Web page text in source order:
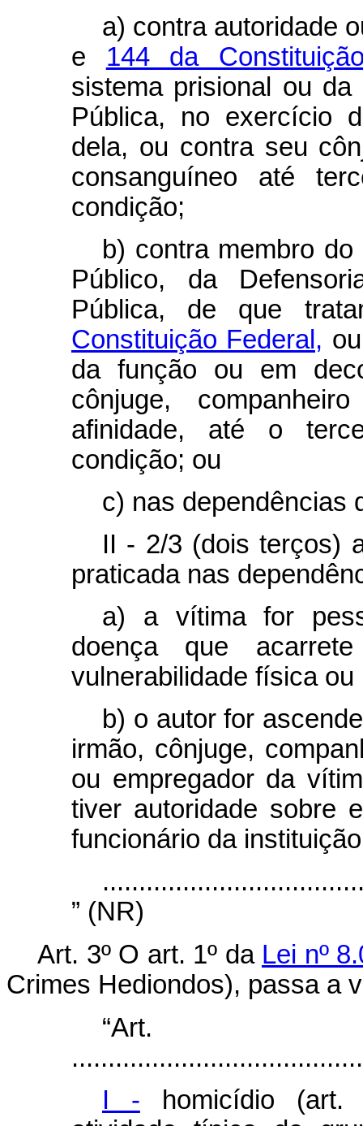
a) contra autoridade
e 144 da
sistema prisional ou
Pública, no exercício
dela, ou contra seu
consanguíneo até
condição;
b) contra membro
Público, da
Pública, de que
Constituição Federal,
da função ou em
cônjuge,
afinidade, até o
condição; ou
c) nas dependências
II - 2/3 (dois terços)
praticada nas
a) a vítima for
doença que
vulnerabilidade física ou
b) o autor for
irmão, cônjuge,
ou empregador da
tiver autoridade sobre
funcionário da
” (NR)
Art. 3º O art. 1º da Lei nº
Crimes Hediondos), passa a
I - homicídio (art.